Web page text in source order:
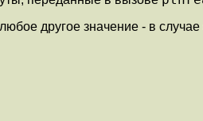
другое значение - в